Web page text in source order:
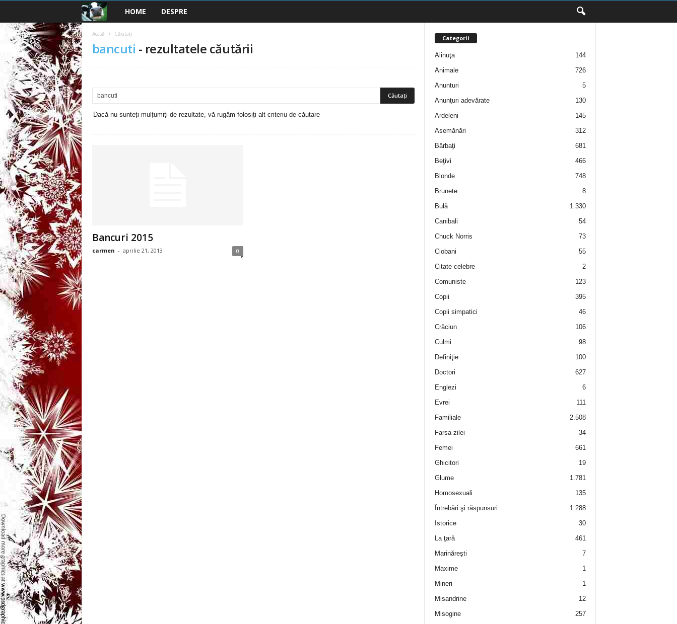
a
n
u
HOME DESPRE
Acasă Căutați
bancuti - rezultatele căutării
Dacă nu sunteți mulțumiți de rezultate, vă rugăm folosiți alt criteriu de căutare
Bancuri 2015
carmen - aprilie 21, 2013 0
Categorii
Alinuţa
144
Animale
726
Anunturi
5
Anunţuri adevărate
130
Ardeleni
145
Asemănări
312
Bărbaţi
681
Beţivi
466
Blonde
748
Brunete
8
Bulă
1.330
Canibali
54
Chuck Norris
73
Ciobani
55
Citate celebre
2
Comuniste
123
Copii
395
Copii simpatici
46
Crăciun
106
Culmi
98
Definiţie
100
Doctori
627
Englezi
6
Evrei
111
Familiale
2.508
Farsa zilei
34
Femei
661
Ghicitori
19
Glume
1.781
Homosexuali
135
Întrebări şi răspunsuri
1.288
Istorice
30
La ţară
461
Marinăreşti
7
Maxime
1
Mineri
1
Misandrine
12
Misogine
257